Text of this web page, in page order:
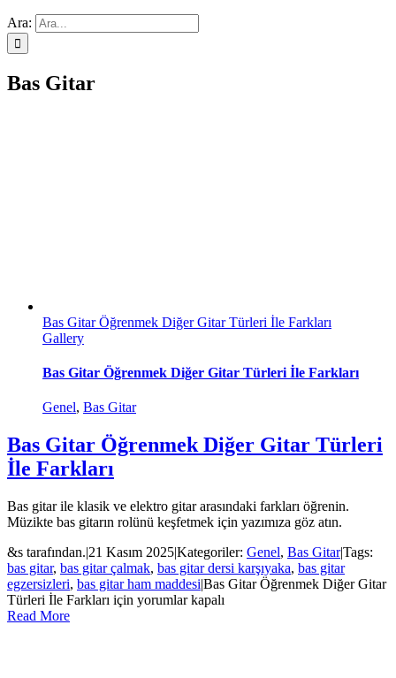
Ara:
Bas Gitar
Bas Gitar Öğrenmek Diğer Gitar Türleri İle Farkları
Gallery
Bas Gitar Öğrenmek Diğer Gitar Türleri İle Farkları
Genel, Bas Gitar
Bas Gitar Öğrenmek Diğer Gitar Türleri
İle Farkları
Bas gitar ile klasik ve elektro gitar arasındaki farkları öğrenin.
Müzikte bas gitarın rolünü keşfetmek için yazımıza göz atın.
&s tarafından.|21 Kasım 2025|Kategoriler: Genel, Bas Gitar|Tags:
bas gitar, bas gitar çalmak, bas gitar dersi karşıyaka, bas gitar
egzersizleri, bas gitar ham maddesi|Bas Gitar Öğrenmek Diğer Gitar
Türleri İle Farkları için yorumlar kapalı
Read More